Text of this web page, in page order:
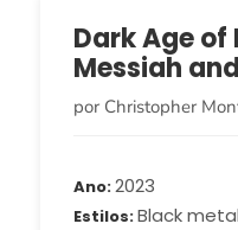
Dark Age of
Messiah
por Christopher
Ano 2023
Estilos Black metal